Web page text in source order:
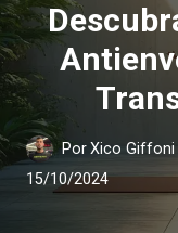
PorXico Giffoni
15/10/2024